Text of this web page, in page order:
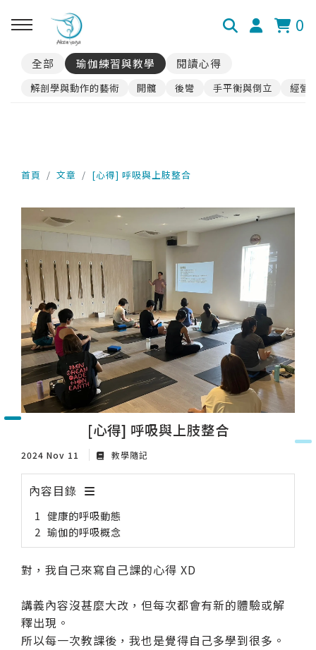
0
全部 瑜伽練習與教學 閱讀心得
解剖學與動作的藝術 開髖 後彎 手平衡與倒立 經營
首頁 文章 [心得] 呼吸與上肢整合
[心得] 呼吸與上肢整合
2024 Nov 11 教學隨記
內容目錄
健康的呼吸動態
瑜伽的呼吸概念
對，我自己來寫自己課的心得 XD
講義內容沒甚麼大改，但每次都會有新的體驗或解
釋出現。
所以每一次教課後，我也是覺得自己多學到很多。